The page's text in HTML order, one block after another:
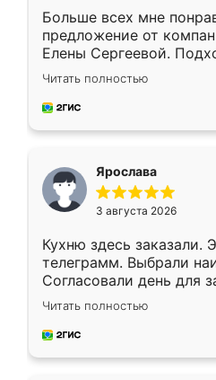
Больше всех мне
предложение от
Елены Сергеевой.
короткие сроки
для замера сотрудник
предложил по моему
Читать полностью
Ярослава
3 августа 2026
Кухню здесь заказали.
телеграмм. Выбрали
Согласовали день для
недели кухня была уже
довольны работой.
мебель за качественную
Читать полностью